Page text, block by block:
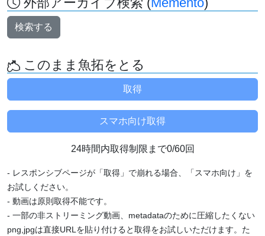
検索する
このまま魚拓をとる
24時間内取得制限まで0/60回
- レスポンシブページが「取得」で崩れる場合、「スマホ向け」を
お試しください。
- 動画は原則取得不能です。
- 一部の非ストリーミング動画、metadataのために圧縮したくない
png,jpgは直接URLを貼り付けると取得をお試しいただけます。た